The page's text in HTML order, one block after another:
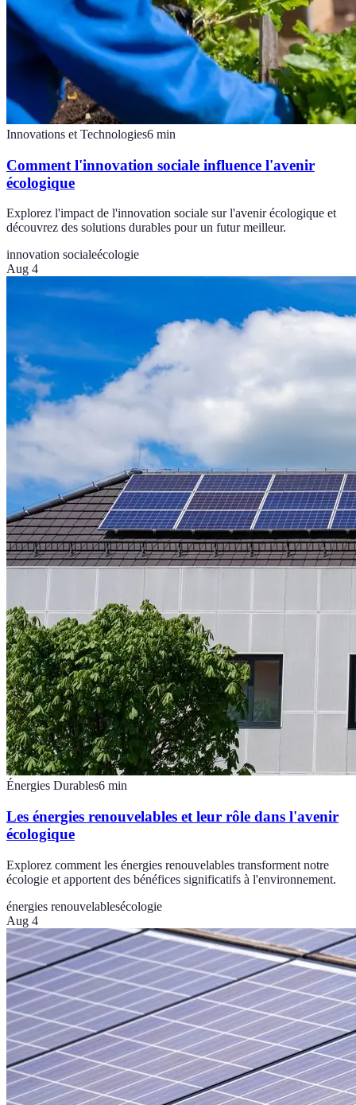
Innovations et Technologies6 min
Comment l'innovation sociale influence l'avenir
écologique
Explorez l'impact de l'innovation sociale sur l'avenir écologique et
découvrez des solutions durables pour un futur meilleur.
innovation socialeécologie
Aug 4
Énergies Durables6 min
Les énergies renouvelables et leur rôle dans l'avenir
écologique
Explorez comment les énergies renouvelables transforment notre
écologie et apportent des bénéfices significatifs à l'environnement.
énergies renouvelablesécologie
Aug 4